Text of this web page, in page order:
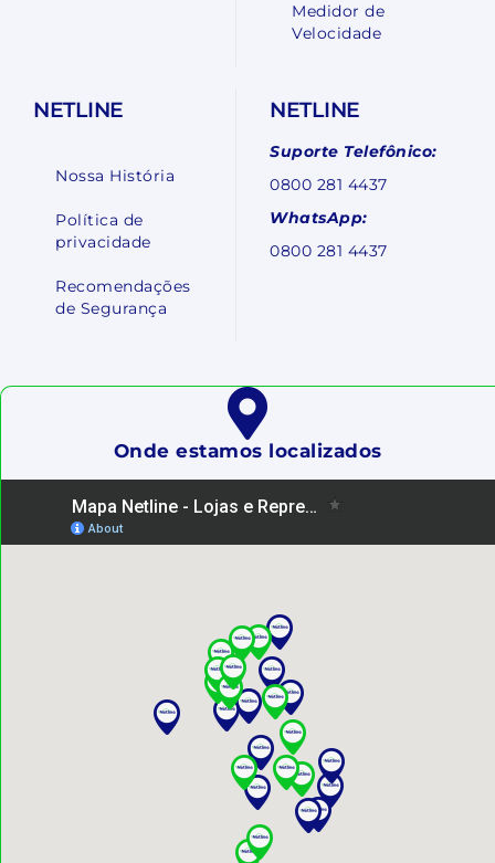
Medidor de
Velocidade
NETLINE
Nossa História
Política de
privacidade
Recomendações
de Segurança
NETLINE
Suporte Telefônico:
0800 281 4437
WhatsApp:
0800 281 4437
Onde estamos localizados